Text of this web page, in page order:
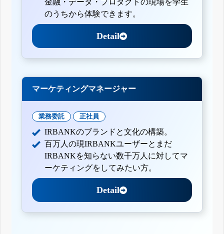
金融・データ・プロダクトの現場を学生
のうちから体験できます。
Detail
マーケティングマネージャー
業務委託 正社員
IRBANKのブランドと文化の構築。
百万人の現IRBANKユーザーとまだ
IRBANKを知らない数千万人に対してマ
ーケティングをしてみたい方。
Detail